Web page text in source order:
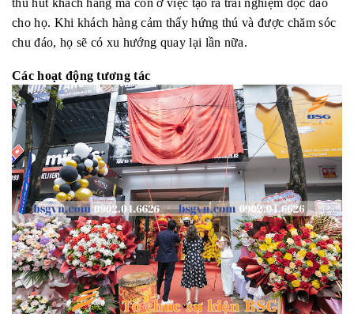
cho họ. Khi khách hàng cảm thấy hứng thú và được chăm sóc
chu đáo, họ sẽ có xu hướng quay lại lần nữa.
Các hoạt động tương tác